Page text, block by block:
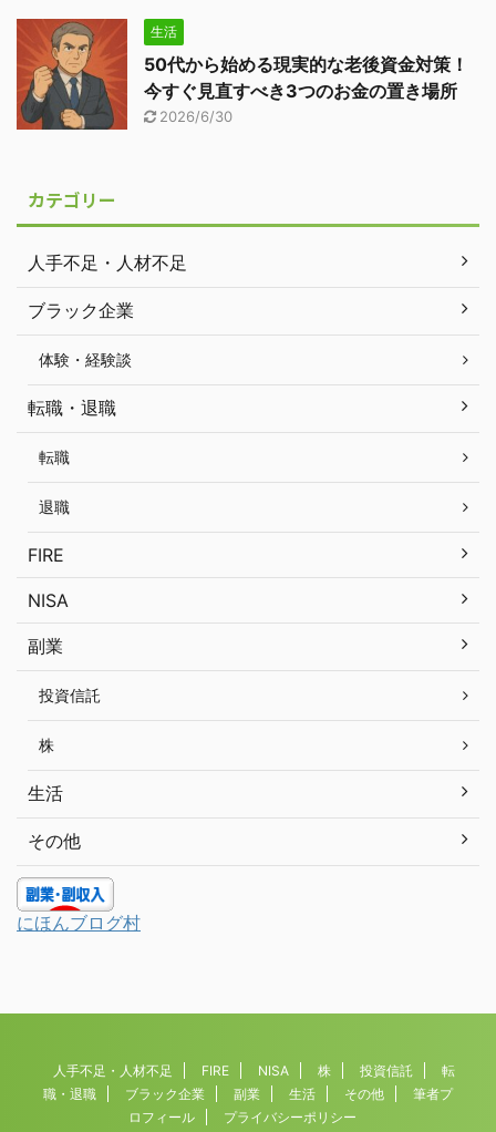
生活
50代から始める現実的な老後資金対策！
今すぐ見直すべき3つのお金の置き場所
2026/6/30
カテゴリー
人手不足・人材不足
ブラック企業
体験・経験談
転職・退職
転職
退職
FIRE
NISA
副業
投資信託
株
生活
その他
にほんブログ村
人手不足・人材不足 FIRE NISA 株 投資信託
転
職・退職
ブラック企業 副業 生活 その他
筆者プ
ロフィール
プライバシーポリシー